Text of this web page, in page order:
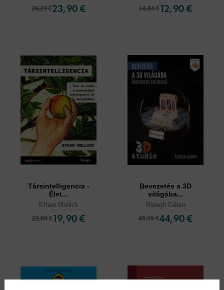
26,29 €23,90 € 14,84 €12,90 €
Társintelligencia -
Élet...
Ethan Mollick
22,89 €19,90 €
Bevezetés a 3D
világába...
Ridegh Gábor
49,39 €44,90 €